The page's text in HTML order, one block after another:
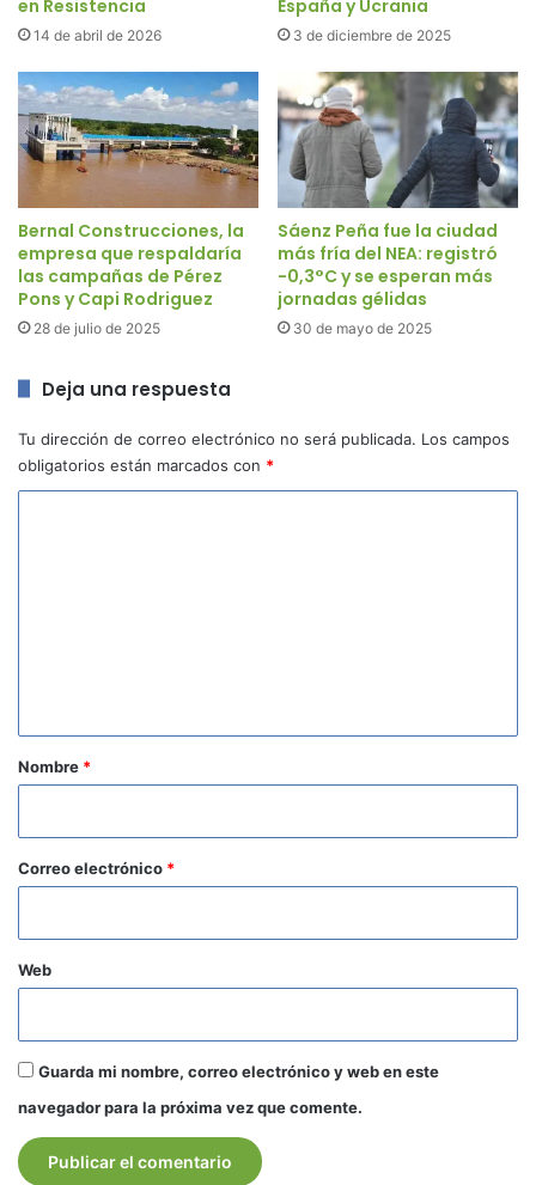
en Resistencia
14 de abril de 2026
España y Ucrania
3 de diciembre de 2025
Bernal Construcciones, la
empresa que respaldaría
las campañas de Pérez
Pons y Capi Rodriguez
28 de julio de 2025
Sáenz Peña fue la ciudad
más fría del NEA: registró
-0,3°C y se esperan más
jornadas gélidas
30 de mayo de 2025
Deja una respuesta
Tu dirección de correo electrónico no será publicada. Los campos
obligatorios están marcados con *
r
*
Nombre *
Correo electrónico *
Web
Guarda mi nombre, correo electrónico y web en este
navegador para la próxima vez que comente.